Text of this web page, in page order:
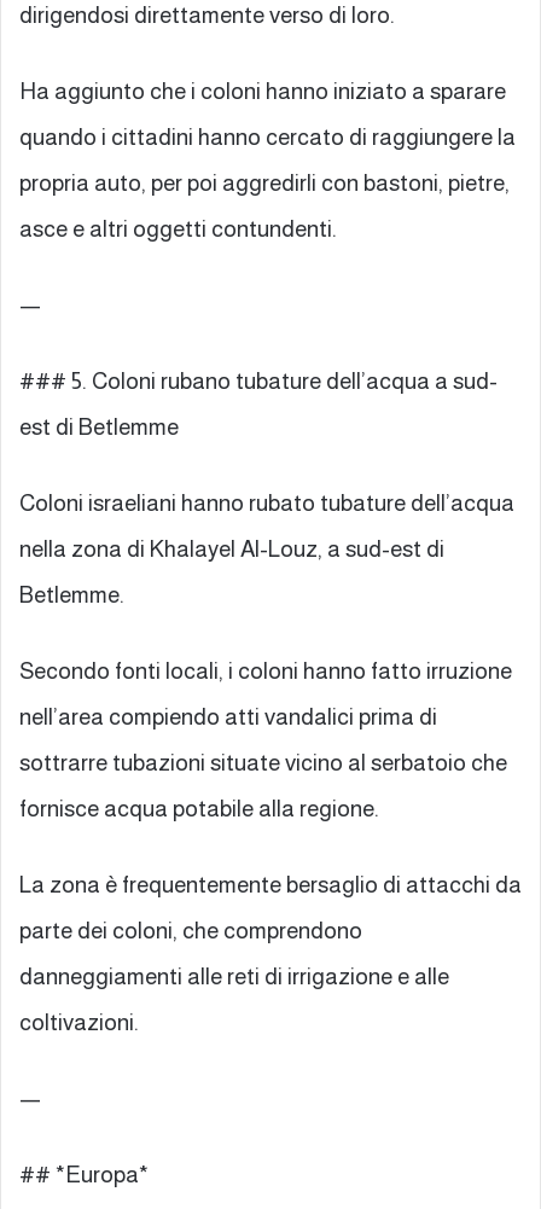
dirigendosi direttamente verso di loro.
Ha aggiunto che i coloni hanno iniziato a sparare
quando i cittadini hanno cercato di raggiungere la
propria auto, per poi aggredirli con bastoni, pietre,
asce e altri oggetti contundenti.
—
### 5. Coloni rubano tubature dell’acqua a sud-
est di Betlemme
Coloni israeliani hanno rubato tubature dell’acqua
nella zona di Khalayel Al-Louz, a sud-est di
Betlemme.
Secondo fonti locali, i coloni hanno fatto irruzione
nell’area compiendo atti vandalici prima di
sottrarre tubazioni situate vicino al serbatoio che
fornisce acqua potabile alla regione.
La zona è frequentemente bersaglio di attacchi da
parte dei coloni, che comprendono
danneggiamenti alle reti di irrigazione e alle
coltivazioni.
—
## *Europa*